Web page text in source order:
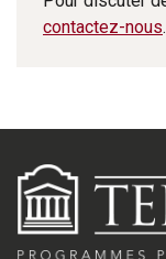
contactez-nous.